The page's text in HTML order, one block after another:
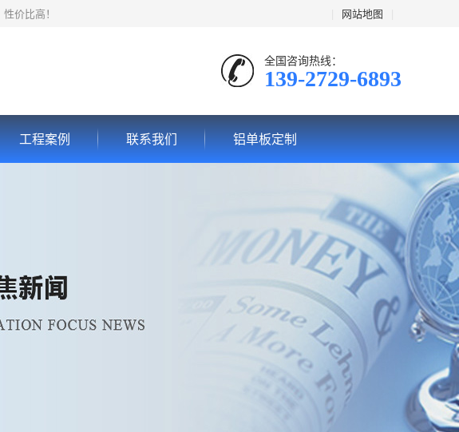
网站地图
价比高！
全国咨询热线：
139-2729-6893
工程案例 联系我们 铝单板定制